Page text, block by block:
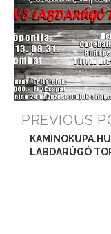
PREVIOUS
LABDARÚGÓ